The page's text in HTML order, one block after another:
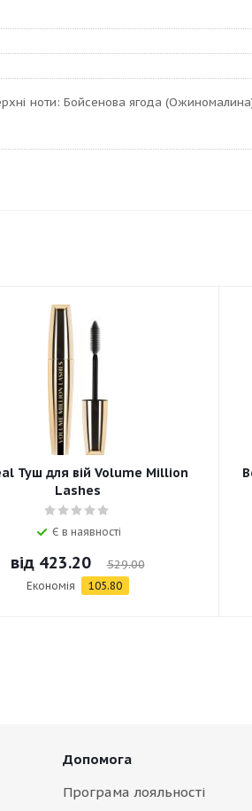
ноти: Бойсенова ягода
Туш для вій Volume Million
Lashes
Є в наявності
від 423.20 529.00
Економія 105.80
Допомога
Програма лояльності